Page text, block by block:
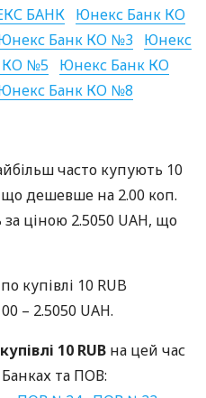
БАНК Юнекс Банк КО
Банк КО №3
Юнекс
КО №5 Юнекс Банк КО
Банк КО №8
часто купують 10
дешевше на 2.00 коп.
ціною 2.5050 UAH, що
по купівлі 10 RUB
– 2.5050 UAH.
10 RUB на цей час
та ПОВ: